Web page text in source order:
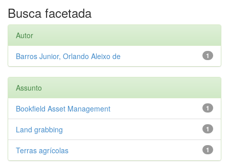
Busca facetada
Autor
1
Barros Junior, Orlando Aleixo de
Assunto
1
Bookfield Asset Management
1
Land grabbing
1
Terras agrícolas